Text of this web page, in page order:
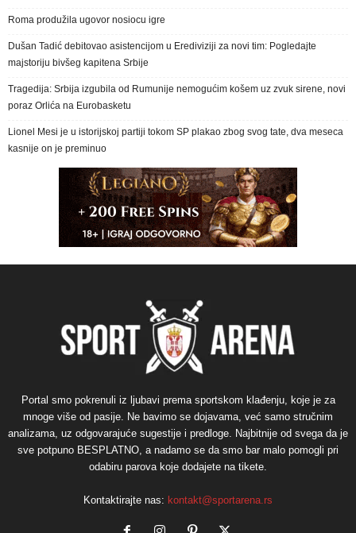
Roma produžila ugovor nosiocu igre
Dušan Tadić debitovao asistencijom u Erediviziji za novi tim: Pogledajte
majstoriju bivšeg kapitena Srbije
Tragedija: Srbija izgubila od Rumunije nemogućim košem uz zvuk sirene, novi
poraz Orlića na Eurobasketu
Lionel Mesi je u istorijskoj partiji tokom SP plakao zbog svog tate, dva meseca
kasnije on je preminuo
Portal smo pokrenuli iz ljubavi prema sportskom klađenju, koje je za
mnoge više od pasije. Ne bavimo se dojavama, već samo stručnim
analizama, uz odgovarajuće sugestije i predloge. Najbitnije od svega da je
sve potpuno BESPLATNO, a nadamo se da smo bar malo pomogli pri
odabiru parova koje dodajete na tikete.
Kontaktirajte nas: kontakt@sportarena.rs